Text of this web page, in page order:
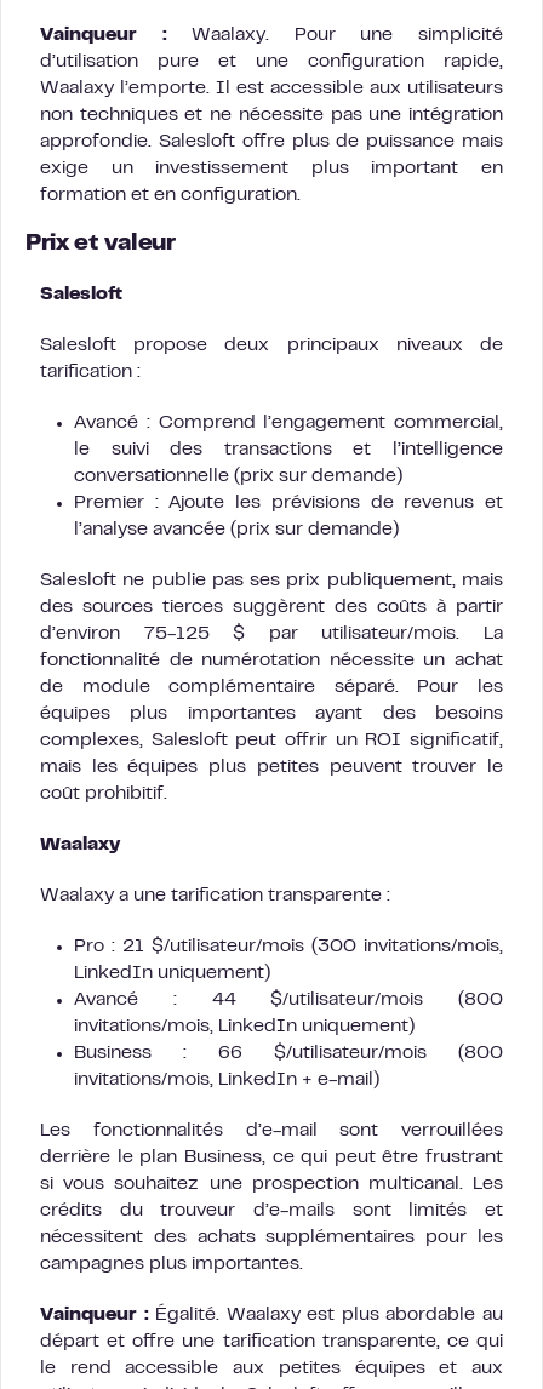
Vainqueur :Waalaxy. Pour une simplicité
d’utilisation pure et une configuration rapide,
Waalaxy l’emporte. Il est accessible aux utilisateurs
non techniques et ne nécessite pas une intégration
approfondie. Salesloft offre plus de puissance mais
exige un investissement plus important en
formation et en configuration.
Prix et valeur
Salesloft
Salesloft propose deux principaux niveaux de
tarification :
Avancé : Comprend l’engagement commercial,
le suivi des transactions et l’intelligence
conversationnelle (prix sur demande)
Premier : Ajoute les prévisions de revenus et
l’analyse avancée (prix sur demande)
Salesloft ne publie pas ses prix publiquement, mais
des sources tierces suggèrent des coûts à partir
d’environ 75-125 $ par utilisateur/mois. La
fonctionnalité de numérotation nécessite un achat
de module complémentaire séparé. Pour les
équipes plus importantes ayant des besoins
complexes, Salesloft peut offrir un ROI significatif,
mais les équipes plus petites peuvent trouver le
coût prohibitif.
Waalaxy
Waalaxy a une tarification transparente :
Pro : 21 $/utilisateur/mois (300 invitations/mois,
LinkedIn uniquement)
Avancé : 44 $/utilisateur/mois (800
invitations/mois, LinkedIn uniquement)
Business : 66 $/utilisateur/mois (800
invitations/mois, LinkedIn + e-mail)
Les fonctionnalités d’e-mail sont verrouillées
derrière le plan Business, ce qui peut être frustrant
si vous souhaitez une prospection multicanal. Les
crédits du trouveur d’e-mails sont limités et
nécessitent des achats supplémentaires pour les
campagnes plus importantes.
Vainqueur :Égalité. Waalaxy est plus abordable au
départ et offre une tarification transparente, ce qui
le rend accessible aux petites équipes et aux